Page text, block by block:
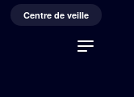
Centre de veille